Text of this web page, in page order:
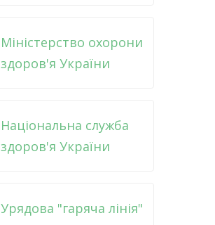
Міністерство охорони
здоров'я України
Національна служба
здоров'я України
Урядова "гаряча лінія"